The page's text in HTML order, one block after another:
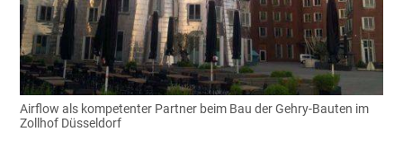
Airflow als kompetenter Partner beim Bau der Gehry-Bauten im
Zollhof Düsseldorf